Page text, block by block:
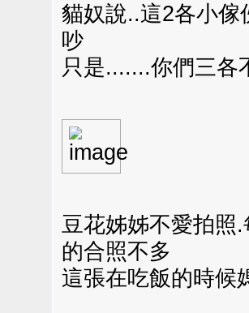
貓奴說..這2各小傢
吵
只是.......你們三各
豆花姊姊不愛拍照
的合照不多
這張在吃飯的時候